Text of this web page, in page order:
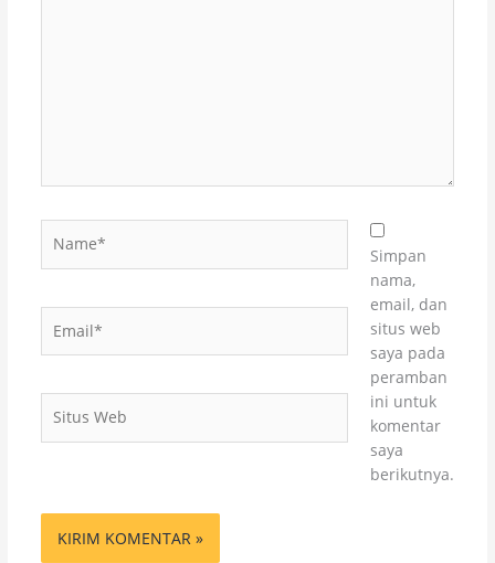
Web
Simpan
nama,
email, dan
situs web
saya pada
peramban
ini untuk
komentar
saya
berikutnya.